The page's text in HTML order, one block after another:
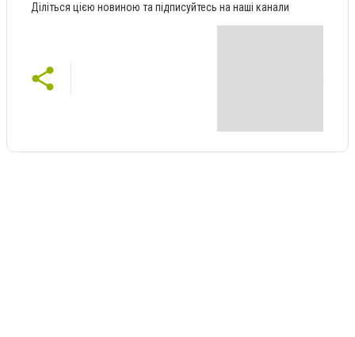
Діліться цією новиною та підписуйтесь на наші канали